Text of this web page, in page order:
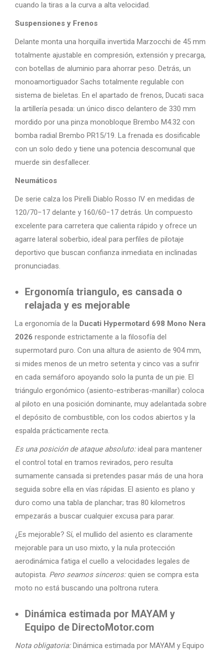
cuando la tiras a la curva a alta velocidad.
Suspensiones y Frenos
Delante monta una horquilla invertida Marzocchi de 45 mm
totalmente ajustable en compresión, extensión y precarga,
con botellas de aluminio para ahorrar peso. Detrás, un
monoamortiguador Sachs totalmente regulable con
sistema de bieletas. En el apartado de frenos, Ducati saca
la artillería pesada: un único disco delantero de 330 mm
mordido por una pinza monobloque Brembo M4.32 con
bomba radial Brembo PR15/19. La frenada es dosificable
con un solo dedo y tiene una potencia descomunal que
muerde sin desfallecer.
Neumáticos
De serie calza los Pirelli Diablo Rosso IV en medidas de
120/70−17 delante y 160/60−17 detrás. Un compuesto
excelente para carretera que calienta rápido y ofrece un
agarre lateral soberbio, ideal para perfiles de pilotaje
deportivo que buscan confianza inmediata en inclinadas
pronunciadas.
Ergonomía triangulo, es cansada o
relajada y es mejorable
La ergonomía de la Ducati Hypermotard 698 Mono Nera
2026 responde estrictamente a la filosofía del
supermotard puro. Con una altura de asiento de 904 mm,
si mides menos de un metro setenta y cinco vas a sufrir
en cada semáforo apoyando solo la punta de un pie. El
triángulo ergonómico (asiento-estriberas-manillar) coloca
al piloto en una posición dominante, muy adelantada sobre
el depósito de combustible, con los codos abiertos y la
espalda prácticamente recta.
Es una posición de ataque absoluto:ideal para mantener
el control total en tramos revirados, pero resulta
sumamente cansada si pretendes pasar más de una hora
seguida sobre ella en vías rápidas. El asiento es plano y
duro como una tabla de planchar; tras 80 kilometros
empezarás a buscar cualquier excusa para parar.
¿Es mejorable? Sí, el mullido del asiento es claramente
mejorable para un uso mixto, y la nula protección
aerodinámica fatiga el cuello a velocidades legales de
autopista. Pero seamos sinceros:quien se compra esta
moto no está buscando una poltrona rutera.
Dinámica estimada por MAYAM y
Equipo de DirectoMotor.com
Nota obligatoria:Dinámica estimada por MAYAM y Equipo